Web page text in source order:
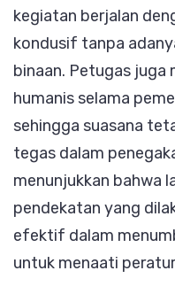
kegiatan berjalan
kondusif tanpa
binaan. Petugas juga
humanis selama
sehingga suasana
tegas dalam
menunjukkan bahwa
pendekatan yang
efektif dalam
untuk menaati